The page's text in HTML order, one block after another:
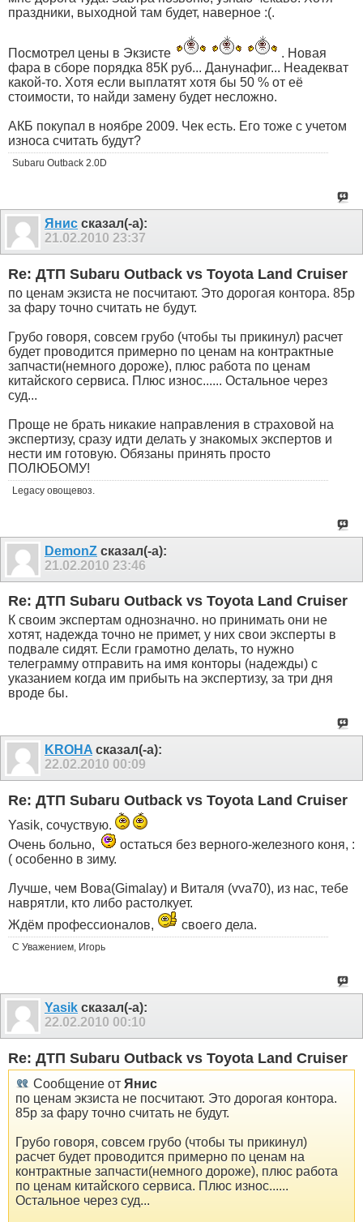
праздники, выходной там будет, наверное :(.
Посмотрел цены в Экзисте
. Новая
фара в сборе порядка 85К руб... Данунафиг... Неадекват
какой-то. Хотя если выплатят хотя бы 50 % от её
стоимости, то найди замену будет несложно.
АКБ покупал в ноябре 2009. Чек есть. Его тоже с учетом
износа считать будут?
Subaru Outback 2.0D
Янис сказал(-а):
21.02.2010 23:37
Re: ДТП Subaru Outback vs Toyota Land Cruiser
по ценам экзиста не посчитают. Это дорогая контора. 85р
за фару точно считать не будут.
Грубо говоря, совсем грубо (чтобы ты прикинул) расчет
будет проводится примерно по ценам на контрактные
запчасти(немного дороже), плюс работа по ценам
китайского сервиса. Плюс износ...... Остальное через
суд...
Проще не брать никакие направления в страховой на
экспертизу, сразу идти делать у знакомых экспертов и
нести им готовую. Обязаны принять просто
ПОЛЮБОМУ!
Legacy овощевоз.
DemonZ сказал(-а):
21.02.2010 23:46
Re: ДТП Subaru Outback vs Toyota Land Cruiser
К своим экспертам однозначно. но принимать они не
хотят, надежда точно не примет, у них свои эксперты в
подвале сидят. Если грамотно делать, то нужно
телеграмму отправить на имя конторы (надежды) с
указанием когда им прибыть на экспертизу, за три дня
вроде бы.
KROHA сказал(-а):
22.02.2010 00:09
Re: ДТП Subaru Outback vs Toyota Land Cruiser
Yasik, сочуствую.
Очень больно,
остаться без верного-железного коня, :
( особенно в зиму.
Лучше, чем Вова(Gimalay) и Виталя (vva70), из нас, тебе
наврятли, кто либо растолкует.
Ждём профессионалов,
своего дела.
С Уважением, Игорь
Yasik сказал(-а):
22.02.2010 00:10
Re: ДТП Subaru Outback vs Toyota Land Cruiser
Сообщение от Янис
по ценам экзиста не посчитают. Это дорогая контора.
85р за фару точно считать не будут.
Грубо говоря, совсем грубо (чтобы ты прикинул)
расчет будет проводится примерно по ценам на
контрактные запчасти(немного дороже), плюс работа
по ценам китайского сервиса. Плюс износ......
Остальное через суд...